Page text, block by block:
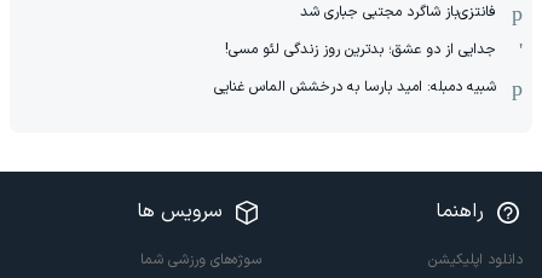
فانتزی‌باز شاگرد مجتبی جباری شد
جدایی از دو عشق؛ بدترین روز زندگی لئو مسی!
شبیه دمبله: امید بارسا به درخشش الماس غنایی
راهنما
دانلود اپلیکیشن
سرویس ها
سوژه‌های ورزشی شما